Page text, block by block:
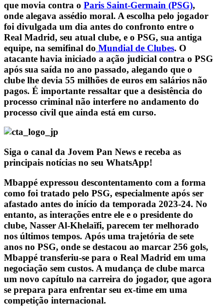
que movia contra o Paris Saint-Germain (PSG),
onde alegava assédio moral. A escolha pelo jogador
foi divulgada um dia antes do confronto entre o
Real Madrid, seu atual clube, e o PSG, sua antiga
equipe, na semifinal do Mundial de Clubes. O
atacante havia iniciado a ação judicial contra o PSG
após sua saída no ano passado, alegando que o
clube lhe devia 55 milhões de euros em salários não
pagos. É importante ressaltar que a desistência do
processo criminal não interfere no andamento do
processo civil que ainda está em curso.
Siga o canal da Jovem Pan News e receba as
principais notícias no seu WhatsApp!
Mbappé expressou descontentamento com a forma
como foi tratado pelo PSG, especialmente após ser
afastado antes do início da temporada 2023-24. No
entanto, as interações entre ele e o presidente do
clube, Nasser Al-Khelaïfi, parecem ter melhorado
nos últimos tempos. Após uma trajetória de sete
anos no PSG, onde se destacou ao marcar 256 gols,
Mbappé transferiu-se para o Real Madrid em uma
negociação sem custos. A mudança de clube marca
um novo capítulo na carreira do jogador, que agora
se prepara para enfrentar seu ex-time em uma
competição internacional.